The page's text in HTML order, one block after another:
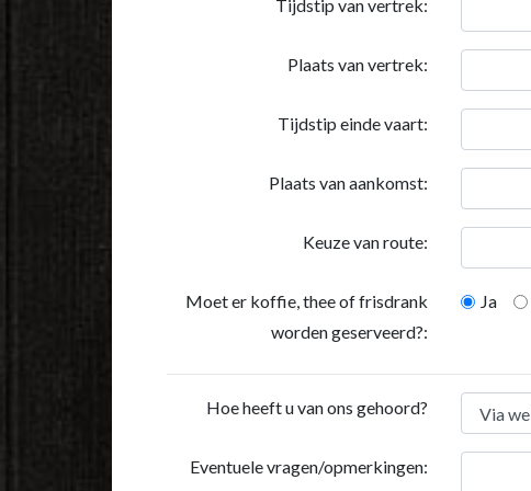
Tijdstip van vertrek:
Plaats van vertrek:
Tijdstip einde vaart:
Plaats van aankomst:
Keuze van route:
Moet er koffie, thee of frisdrank
worden geserveerd?:
Ja
Hoe heeft u van ons gehoord?
Eventuele vragen/opmerkingen: